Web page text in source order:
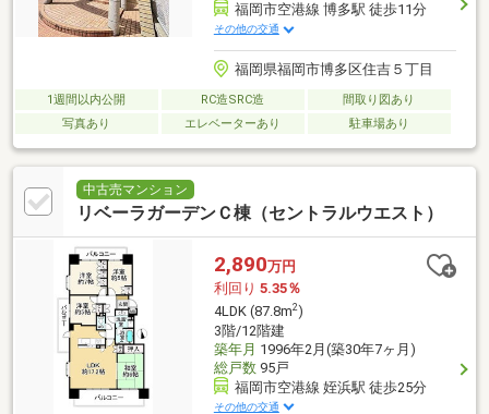
福岡市空港線 博多駅 徒歩11分
その他の交通
福岡県福岡市博多区住吉５丁目
1週間以内公開 RC造SRC造
間取り図あり
写真あり
エレベーターあり 駐車場あり
中古売マンション
リベーラガーデンＣ棟（セントラルウエスト）
2,890万円
利回り 5.35％
4LDK (87.8m2)
3階/12階建
築年月 1996年2月(築30年7ヶ月)
総戸数95戸
福岡市空港線 姪浜駅 徒歩25分
その他の交通